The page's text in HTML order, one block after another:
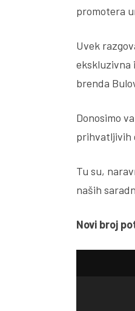
promotera
Uvek
ekskluzivna
brenda
Donosimo
prihvatljivih
Tu su,
naših
Novi broj